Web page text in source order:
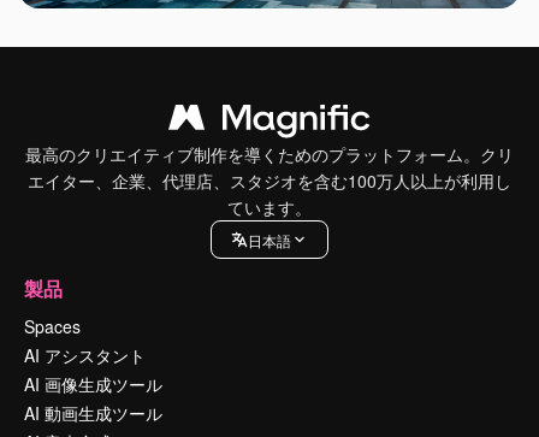
最高のクリエイティブ制作を導くためのプラットフォーム。クリ
エイター、企業、代理店、スタジオを含む100万人以上が利用し
ています。
日本語
製品
Spaces
AI アシスタント
AI 画像生成ツール
AI 動画生成ツール